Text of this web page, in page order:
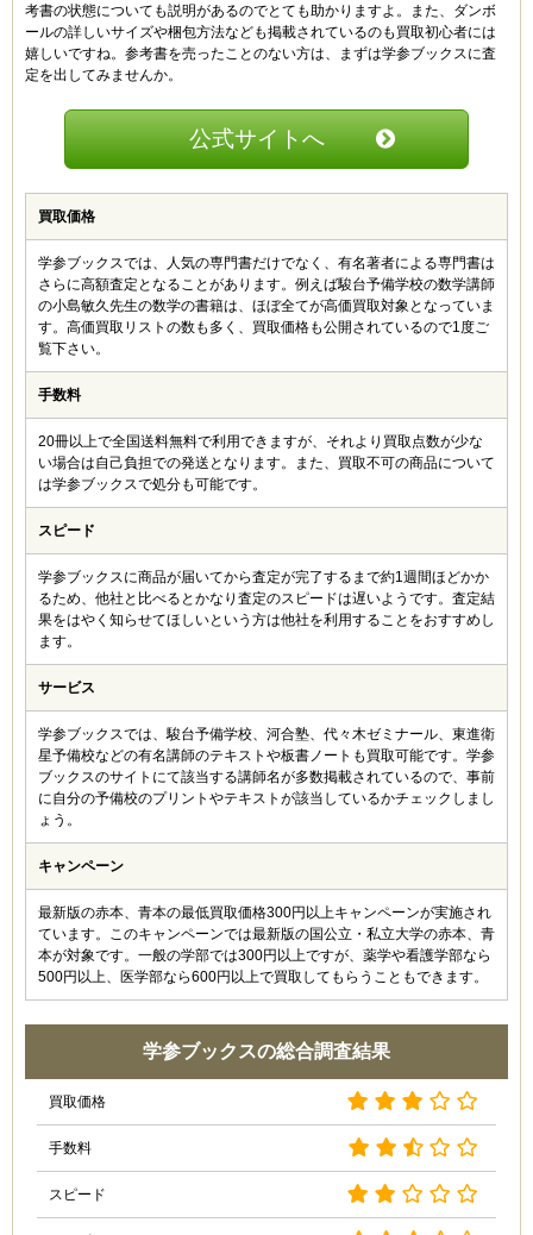
考書の状態についても説明があるのでとても助かりますよ。また、ダンボ
ールの詳しいサイズや梱包方法なども掲載されているのも買取初心者には
嬉しいですね。参考書を売ったことのない方は、まずは学参ブックスに査
定を出してみませんか。
公式サイトへ
買取価格
学参ブックスでは、人気の専門書だけでなく、有名著者による専門書は
さらに高額査定となることがあります。例えば駿台予備学校の数学講師
の小島敏久先生の数学の書籍は、ほぼ全てが高価買取対象となっていま
す。高価買取リストの数も多く、買取価格も公開されているので1度ご
覧下さい。
手数料
20冊以上で全国送料無料で利用できますが、それより買取点数が少な
い場合は自己負担での発送となります。また、買取不可の商品について
は学参ブックスで処分も可能です。
スピード
学参ブックスに商品が届いてから査定が完了するまで約1週間ほどかか
るため、他社と比べるとかなり査定のスピードは遅いようです。査定結
果をはやく知らせてほしいという方は他社を利用することをおすすめし
ます。
サービス
学参ブックスでは、駿台予備学校、河合塾、代々木ゼミナール、東進衛
星予備校などの有名講師のテキストや板書ノートも買取可能です。学参
ブックスのサイトにて該当する講師名が多数掲載されているので、事前
に自分の予備校のプリントやテキストが該当しているかチェックしまし
ょう。
キャンペーン
最新版の赤本、青本の最低買取価格300円以上キャンペーンが実施され
ています。このキャンペーンでは最新版の国公立・私立大学の赤本、青
本が対象です。一般の学部では300円以上ですが、薬学や看護学部なら
500円以上、医学部なら600円以上で買取してもらうこともできます。
学参ブックスの総合調査結果
買取価格
手数料
スピード